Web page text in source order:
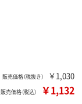
販売価格（税抜き） ￥1,030
販売価格（税込） ￥1,132